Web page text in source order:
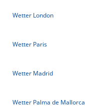
Wetter London
Wetter Paris
Wetter Madrid
Wetter Palma de Mallorca